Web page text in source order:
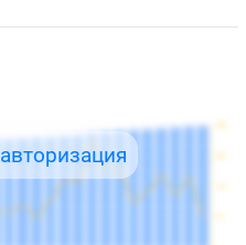
авторизация